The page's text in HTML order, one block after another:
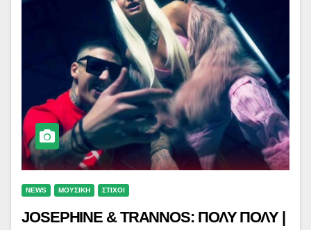
NEWS ΜΟΥΣΙΚΗ ΣΤΙΧΟΙ
JOSEPHINE & TRANNOS: ΠΟΛΥ ΠΟΛΥ |